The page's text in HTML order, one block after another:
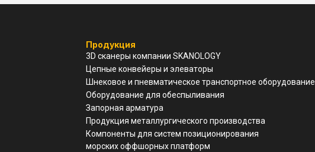
Продукция
3D cканеры компании SKANOLOGY
Цепные конвейеры и элеваторы
Шнековое и пневматическое транспортное оборудование
Оборудование для обеспыливания
Запорная арматура
Продукция металлургического производства
Компоненты для систем позиционирования
морских оффшорных платформ